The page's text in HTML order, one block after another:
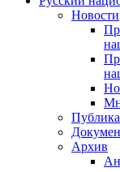
Новости
Архив